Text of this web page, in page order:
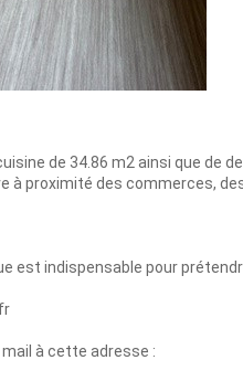
de 34.86 m2 ainsi que de
à proximité des commerces,
est indispensable pour
à cette adresse :